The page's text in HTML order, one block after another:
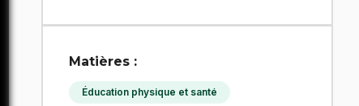
Matières :
Éducation physique et santé